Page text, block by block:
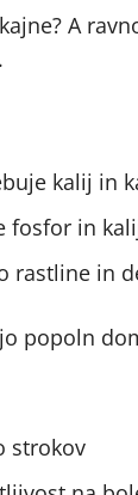
A
kalij in
fosfor in
rastline in
popoln
strokov